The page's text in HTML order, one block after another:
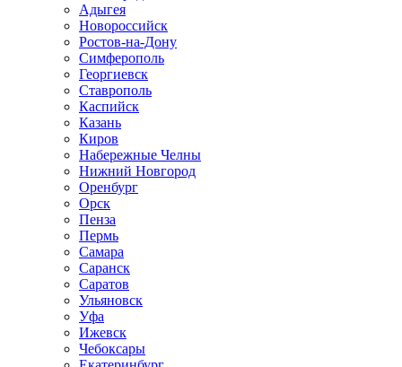
Адыгея
Новороссийск
Ростов-на-Дону
Симферополь
Георгиевск
Ставрополь
Каспийск
Казань
Киров
Набережные Челны
Нижний Новгород
Оренбург
Орск
Пенза
Пермь
Самара
Саранск
Саратов
Ульяновск
Уфа
Ижевск
Чебоксары